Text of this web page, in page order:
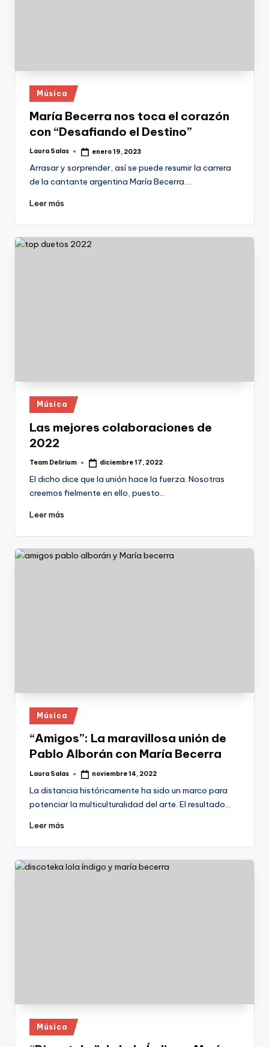
Publicado
en
Música
María Becerra nos toca el corazón
con “Desafiando el Destino”
Publicado
Laura Salas enero 19, 2023
Arrasar y sorprender, así se puede resumir la carrera
de la cantante argentina María Becerra.…
Leer más
Publicado
en
Música
Las mejores colaboraciones de
2022
Publicado
Team Delirium diciembre 17, 2022
El dicho dice que la unión hace la fuerza. Nosotras
creemos fielmente en ello, puesto…
Leer más
Publicado
en
Música
“Amigos”: La maravillosa unión de
Pablo Alborán con María Becerra
Publicado
Laura Salas noviembre 14, 2022
La distancia históricamente ha sido un marco para
potenciar la multiculturalidad del arte. El resultado…
Leer más
Publicado
en
Música